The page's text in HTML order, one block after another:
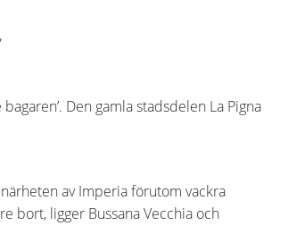
Den gamla stadsdelen La Pigna
av Imperia förutom vackra
bort, ligger Bussana Vecchia och